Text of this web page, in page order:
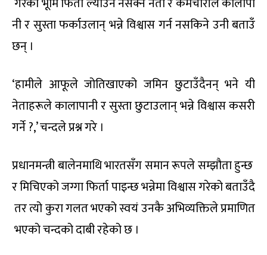
नी र सुस्ता फर्काउलान् भन्ने विश्वास गर्न नसकिने उनी बताउँ
छन् ।
‘हामीले आफूले जोतिखाएको जमिन छुटाउँदैनन् भने यी
नेताहरूले कालापानी र सुस्ता छुटाउलान् भन्ने विश्वास कसरी
गर्ने ?,’ चन्दले प्रश्न गरे ।
प्रधानमन्त्री बालेनमाथि भारतसँग समान रूपले सम्झौता हुन्छ
र मिचिएको जग्गा फिर्ता पाइन्छ भन्नेमा विश्वास गरेको बताउँदै
तर त्यो कुरा गलत भएको स्वयं उनकै अभिव्यक्तिले प्रमाणित
भएको चन्दको दाबी रहेको छ ।